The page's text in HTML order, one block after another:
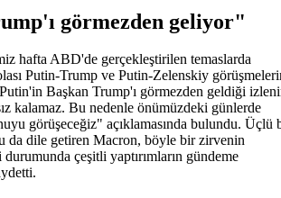
görmezden geliyor"
hafta ABD'de gerçekleştirilen temaslarda
Putin-Trump ve Putin-Zelenskiy
Başkan Trump'ı görmezden geldiği
kalamaz. Bu nedenle önümüzdeki günlerde
görüşeceğiz" açıklamasında bulundu. Üçlü
da dile getiren Macron, böyle bir zirvenin
durumunda çeşitli yaptırımların gündeme